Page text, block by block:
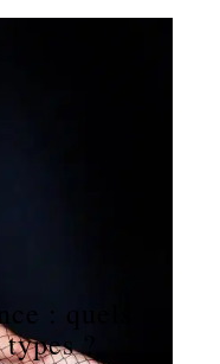
: quels
?